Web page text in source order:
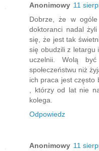
Anonimowy 11
Dobrze, że w
doktoranci nadal
się, że jest tak
się obudzili z letargu
uczelnii. Wolą być
społeczeństwu niż
ich praca jest często
, którzy od lat nie
kolega.
Odpowiedz
Anonimowy 11